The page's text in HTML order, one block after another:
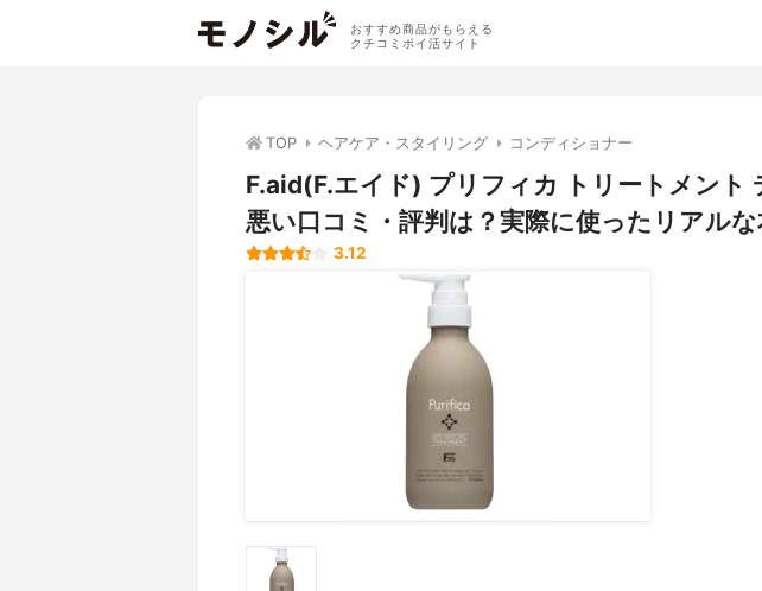
おすすめ商品がもらえる
クチコミポイ活サイト
TOP ヘアケア・スタイリング コンディショナー
F.aid(F.エイド) プリフィカ トリートメント
悪い口コミ・評判は？実際に使ったリアル
3.12